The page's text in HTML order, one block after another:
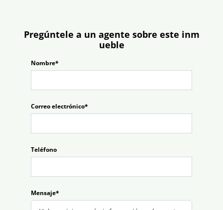
Pregúntele a un agente sobre este inm
ueble
Nombre*
Correo electrónico*
Teléfono
Mensaje*